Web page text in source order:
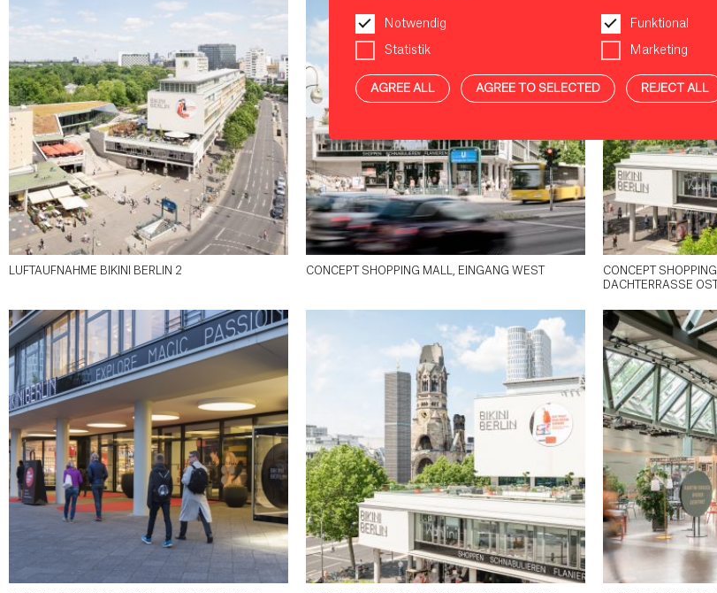
Notwendig Funktional
Statistik Marketing
AGREE ALL AGREE TO SELECTED REJECT ALL
LUFTAUFNAHME BIKINI BERLIN 2 CONCEPT SHOPPING MALL, EINGANG WEST
CONCEPT
DACHTERRASSE